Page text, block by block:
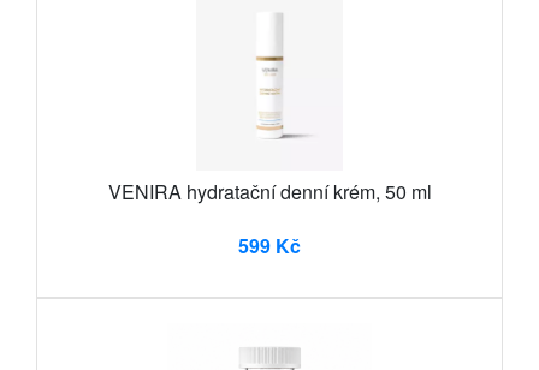
VENIRA hydratační denní krém, 50 ml
599 Kč